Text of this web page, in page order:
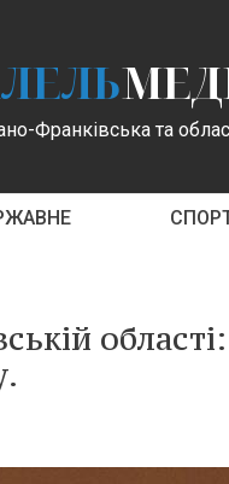
Франківська та